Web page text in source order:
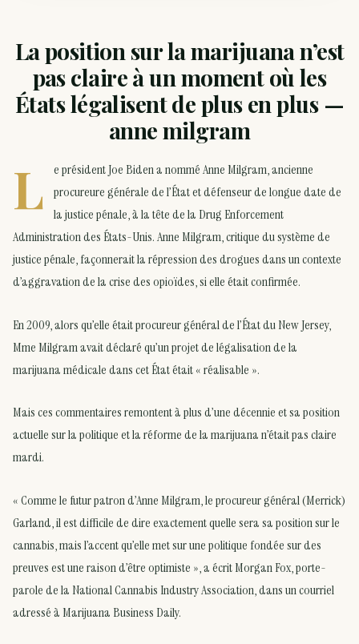
La position sur la marijuana n’est
pas claire à un moment où les
États légalisent de plus en plus —
anne milgram
L
e président Joe Biden a nommé Anne Milgram, ancienne
procureure générale de l’État et défenseur de longue date de
la justice pénale, à la tête de la Drug Enforcement
Administration des États-Unis. Anne Milgram, critique du système de
justice pénale, façonnerait la répression des drogues dans un contexte
d’aggravation de la crise des opioïdes, si elle était confirmée.
En 2009, alors qu’elle était procureur général de l’État du New Jersey,
Mme Milgram avait déclaré qu’un projet de légalisation de la
marijuana médicale dans cet État était « réalisable ».
Mais ces commentaires remontent à plus d’une décennie et sa position
actuelle sur la politique et la réforme de la marijuana n’était pas claire
mardi.
« Comme le futur patron d’Anne Milgram, le procureur général (Merrick)
Garland, il est difficile de dire exactement quelle sera sa position sur le
cannabis, mais l’accent qu’elle met sur une politique fondée sur des
preuves est une raison d’être optimiste », a écrit Morgan Fox, porte-
parole de la National Cannabis Industry Association, dans un courriel
adressé à Marijuana Business Daily.